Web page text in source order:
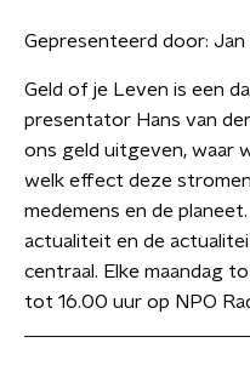
Gepresenteerd door: Jan
Geld of je Leven is een
presentator Hans van
ons geld uitgeven, waar
welk effect deze
medemens en de
actualiteit en de
centraal. Elke maandag
tot 16.00 uur op NPO